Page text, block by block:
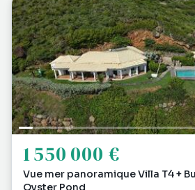
1 550 000 €
Vue mer panoramique Villa T4 +
Oyster Pond